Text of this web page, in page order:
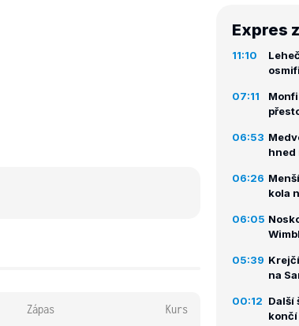
Zápas Kurs
Expres
11:10
07:11
06:53
hned
06:26
kola
06:05
05:39
na
00:12 Další
končí